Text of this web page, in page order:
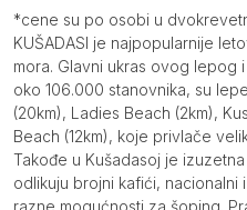
*cene su po osobi u
KUŠADASI je najpopularnije
mora. Glavni ukras ovog
oko 106.000 stanovnika, su
(20km), Ladies Beach (2km),
Beach (12km), koje privlače
Takođe u Kušadasoj je
odlikuju brojni kafići,
razne mogućnosti za šoping.